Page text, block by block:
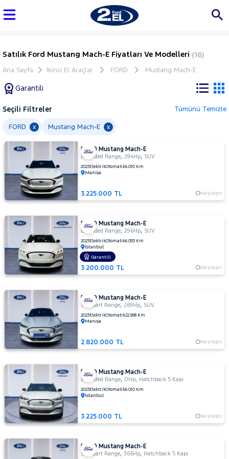
Satılık Ford Mustang Mach-E Fiyatları Ve Modelleri (16)
Ana Sayfa İkinci El Araçlar FORD Mustang Mach-E
Garantili
Tüm
Araçlar
AUDI
BMC
BMW
BYD
CHERY
CITROEN
CUPRA
DAIHATSU
FORD
Bronco
Sport
C-
MAX
ECOSPORT
E-
Tourneo
Courier
E-
Transit
Explorer-
E
FIESTA
Fiyat
Model
Yılı
Aralığı
Aralığı
Şehir
Yakıt
Türü
Vites
Tipi
Araç
Seçili Filtreler Tümünü Temizle
FORD x Mustang Mach-E x
FORD Mustang Mach-E
Extended Range,294Hp, SUV
2023ElektrikOtomatik6.010 Km
Manisa
3.225.000 TL Karşılaştır
FORD Mustang Mach-E
Extended Range,296Hp, SUV
2023ElektrikOtomatik6.053 Km
İstanbul
3.200.000 TL Karşılaştır
Garantili
FORD Mustang Mach-E
Standart Range,269Hp, SUV
2023ElektrikOtomatik22.998 Km
Manisa
2.820.000 TL Karşılaştır
FORD Mustang Mach-E
Extended Range, 0Hp, Hatchback 5 Kapı
2023ElektrikOtomatik6.010 Km
İstanbul
3.225.000 TL Karşılaştır
FORD Mustang Mach-E
Standart Range,366Hp, Hatchback 5 Kapı